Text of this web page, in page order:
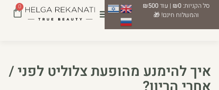
סל הקניות:₪0 | עוד₪500
והמשלוח חינם! 🎁
0
איך להימנע מהופעת צלוליט לפני /